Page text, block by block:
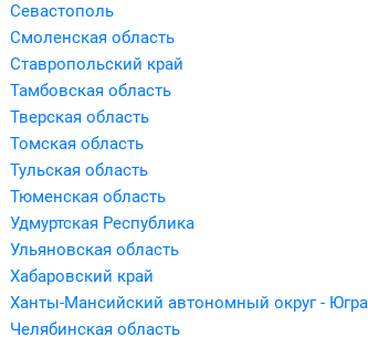
Севастополь
Смоленская область
Ставропольский край
Тамбовская область
Тверская область
Томская область
Тульская область
Тюменская область
Удмуртская Республика
Ульяновская область
Хабаровский край
Ханты-Мансийский автономный округ - Югра
Челябинская область